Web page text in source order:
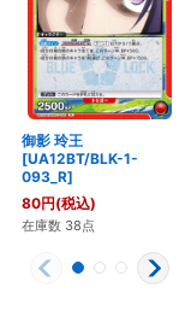
御影 玲王
[UA12BT/BLK-1-
093_R]
80円(税込)
在庫数 38点